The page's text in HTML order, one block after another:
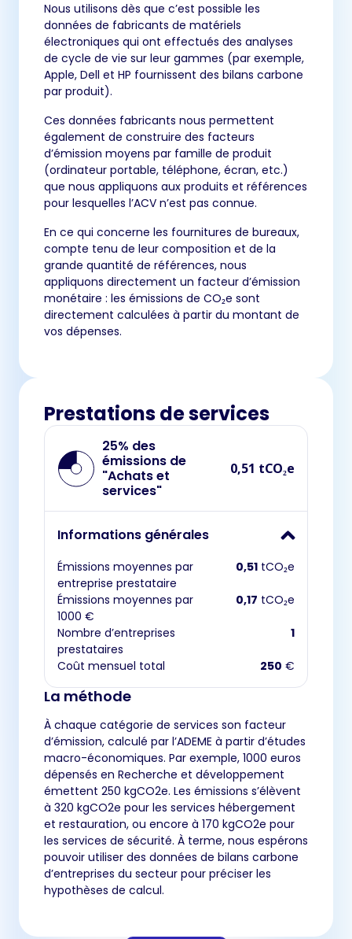
Nous utilisons dès que c’est possible les
données de fabricants de matériels
électroniques qui ont effectués des analyses
de cycle de vie sur leur gammes (par exemple,
Apple, Dell et HP fournissent des bilans carbone
par produit).
Ces données fabricants nous permettent
également de construire des facteurs
d’émission moyens par famille de produit
(ordinateur portable, téléphone, écran, etc.)
que nous appliquons aux produits et références
pour lesquelles l’ACV n’est pas connue.
En ce qui concerne les fournitures de bureaux,
compte tenu de leur composition et de la
grande quantité de références, nous
appliquons directement un facteur d’émission
monétaire : les émissions de CO₂e sont
directement calculées à partir du montant de
vos dépenses.
Prestations de services
25% des
émissions de
"Achats et
services"
0,51 tCO₂e
Informations générales
Émissions moyennes par
entreprise prestataire
0,51 tCO₂e
Émissions moyennes par
1000 €
0,17 tCO₂e
Nombre d’entreprises
prestataires
1
Coût mensuel total 250 €
La méthode
À chaque catégorie de services son facteur
d’émission, calculé par l’ADEME à partir d’études
macro-économiques. Par exemple, 1000 euros
dépensés en Recherche et développement
émettent 250 kgCO2e. Les émissions s’élèvent
à 320 kgCO2e pour les services hébergement
et restauration, ou encore à 170 kgCO2e pour
les services de sécurité. À terme, nous espérons
pouvoir utiliser des données de bilans carbone
d’entreprises du secteur pour préciser les
hypothèses de calcul.